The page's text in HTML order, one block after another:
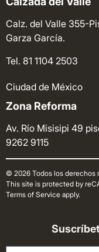
Calz. del Valle 355-
Garza García.
Tel. 81 1104 2503
Ciudad de México
Zona Reforma
Av. Río Misisipi 49
9262 9115
© 2026 Todos los derechos
This site is protected by
Terms of Service apply.